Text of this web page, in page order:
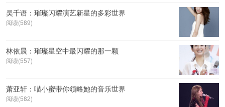
吴千语：璀璨闪耀演艺新星的多彩世界
阅读(589)
林依晨：璀璨星空中最闪耀的那一颗
阅读(557)
萧亚轩：喵小蜜带你领略她的音乐世界
阅读(582)